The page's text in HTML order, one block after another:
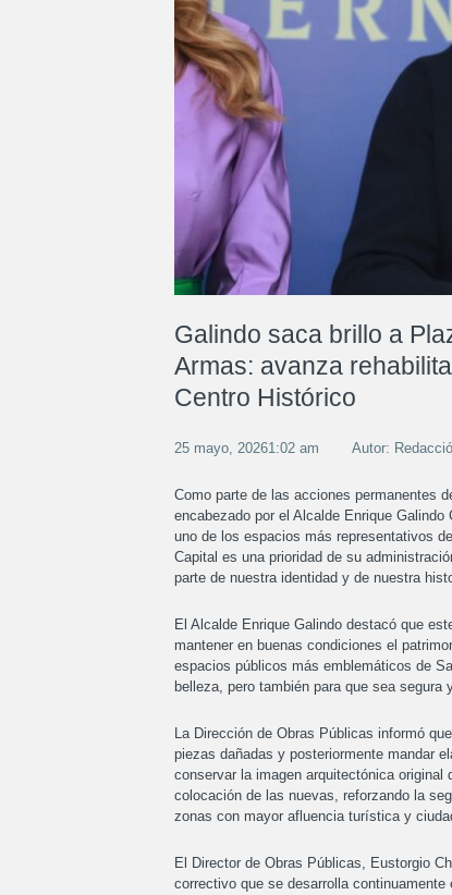
Galindo saca brillo a
Armas: avanza
Centro Histórico
25 mayo, 20261:02 am Autor:
Como parte de las acciones permanentes
encabezado por el Alcalde Enrique
uno de los espacios más representativos
Capital es una prioridad de su
parte de nuestra identidad y de nuestra
El Alcalde Enrique Galindo destacó que
mantener en buenas condiciones el
espacios públicos más emblemáticos de
belleza, pero también para que sea
La Dirección de Obras Públicas informó
piezas dañadas y posteriormente mandar
conservar la imagen arquitectónica
colocación de las nuevas, reforzando la
zonas con mayor afluencia turística y
El Director de Obras Públicas, Eustorgio
correctivo que se desarrolla